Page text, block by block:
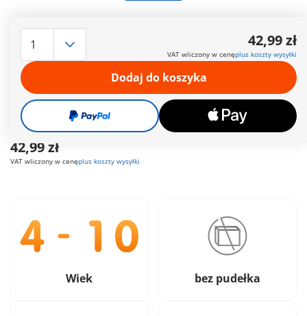
200 zł
Darmowy prezentod 200 zł
Bezpiecznei wygodne płatności
42,99 zł
VAT wliczony w cenęplus koszty wysyłki
42,99 zł
VAT wliczony w cenęplus koszty wysyłki
Dodaj do koszyka
Wiek bez pudełka